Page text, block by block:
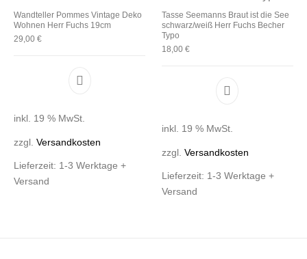
Wandteller Pommes Vintage Deko
Wohnen Herr Fuchs 19cm
29,00€
inkl. 19 % MwSt.
zzgl.Versandkosten
Lieferzeit: 1-3 Werktage +
Versand
Tasse Seemanns Braut ist die See
schwarz/weiß Herr Fuchs Becher
Typo
18,00 €
inkl. 19 % MwSt.
zzgl. Versandkosten
Lieferzeit: 1-3 Werktage +
Versand